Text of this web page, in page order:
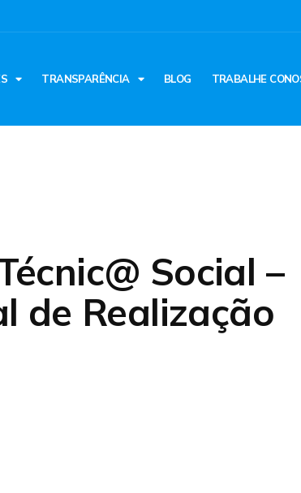
TRANSPARÊNCIA BLOG TRABALHE
Social –
de Realização